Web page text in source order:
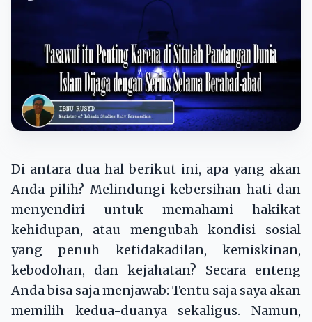
Di antara dua hal berikut ini, apa yang akan
Anda pilih? Melindungi kebersihan hati dan
menyendiri untuk memahami hakikat
kehidupan, atau mengubah kondisi sosial
yang penuh ketidakadilan, kemiskinan,
kebodohan, dan kejahatan? Secara enteng
Anda bisa saja menjawab: Tentu saja saya akan
memilih kedua-duanya sekaligus. Namun,